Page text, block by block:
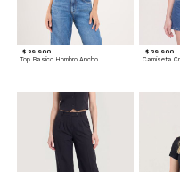
$ 39.900
Top Basico Hombro Ancho
$ 39.900
Camiseta